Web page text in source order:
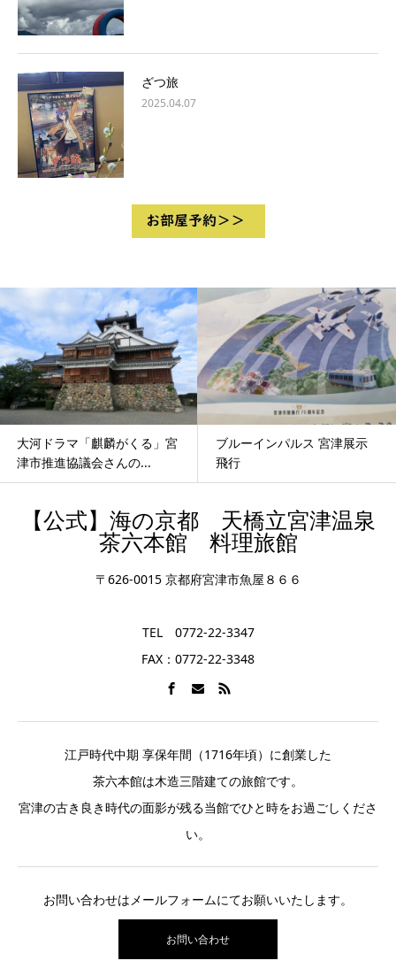
ざつ旅
2025.04.07
大河ドラマ「麒麟がくる」宮
津市推進協議会さんの...
ブルーインパルス 宮津展示
飛行
【公式】海の京都 天橋立宮津温泉
茶六本館 料理旅館
〒626-0015 京都府宮津市魚屋８６６
TEL 0772-22-3347
FAX：0772-22-3348
江戸時代中期 享保年間（1716年頃）に創業した
茶六本館は木造三階建ての旅館です。
宮津の古き良き時代の面影が残る当館でひと時をお過ごしくださ
い。
お問い合わせはメールフォームにてお願いいたします。
お問い合わせ